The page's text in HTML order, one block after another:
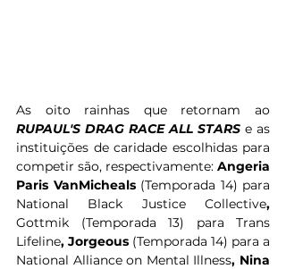
RUPAUL'S DRAG RACE ALL STARS e as
instituições de caridade escolhidas para
competir são, respectivamente: Angeria
Paris VanMicheals (Temporada 14) para
National Black Justice Collective
Gottmik (Temporada 13) para Trans
Lifeline, Jorgeous (Temporada 14) para a
National Alliance on Mental Illness